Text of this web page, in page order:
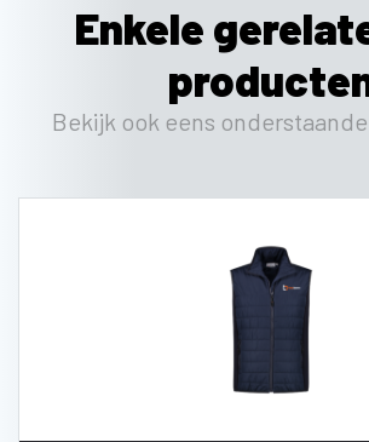
Enkele
Bekijk ook eens